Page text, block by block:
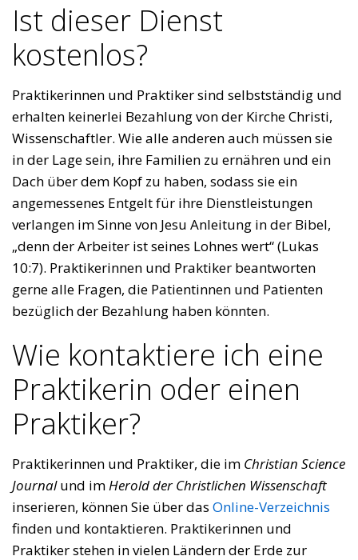
Ist dieser Dienst
kostenlos?
Praktikerinnen und Praktiker sind selbstständig und
erhalten keinerlei Bezahlung von der Kirche Christi,
Wissenschaftler. Wie alle anderen auch müssen sie
in der Lage sein, ihre Familien zu ernähren und ein
Dach über dem Kopf zu haben, sodass sie ein
angemessenes Entgelt für ihre Dienstleistungen
verlangen im Sinne von Jesu Anleitung in der Bibel,
„denn der Arbeiter ist seines Lohnes wert“ (Lukas
10:7). Praktikerinnen und Praktiker beantworten
gerne alle Fragen, die Patientinnen und Patienten
bezüglich der Bezahlung haben könnten.
Wie kontaktiere ich eine
Praktikerin oder einen
Praktiker?
Praktikerinnen und Praktiker, die im Christian Science
Journalund imHerold der Christlichen Wissenschaft
inserieren, können Sie über das Online-Verzeichnis
finden und kontaktieren. Praktikerinnen und
Praktiker stehen in vielen Ländern der Erde zur